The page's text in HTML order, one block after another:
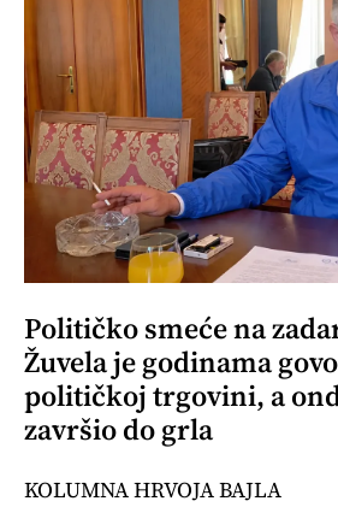
Političko smeće na
Žuvela je godinama
političkoj trgovini, a
završio do grla
KOLUMNA HRVOJA BAJLA